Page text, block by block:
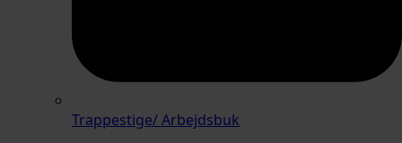
Trappestige/ Arbejdsbuk